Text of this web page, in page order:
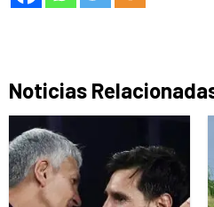
Noticias